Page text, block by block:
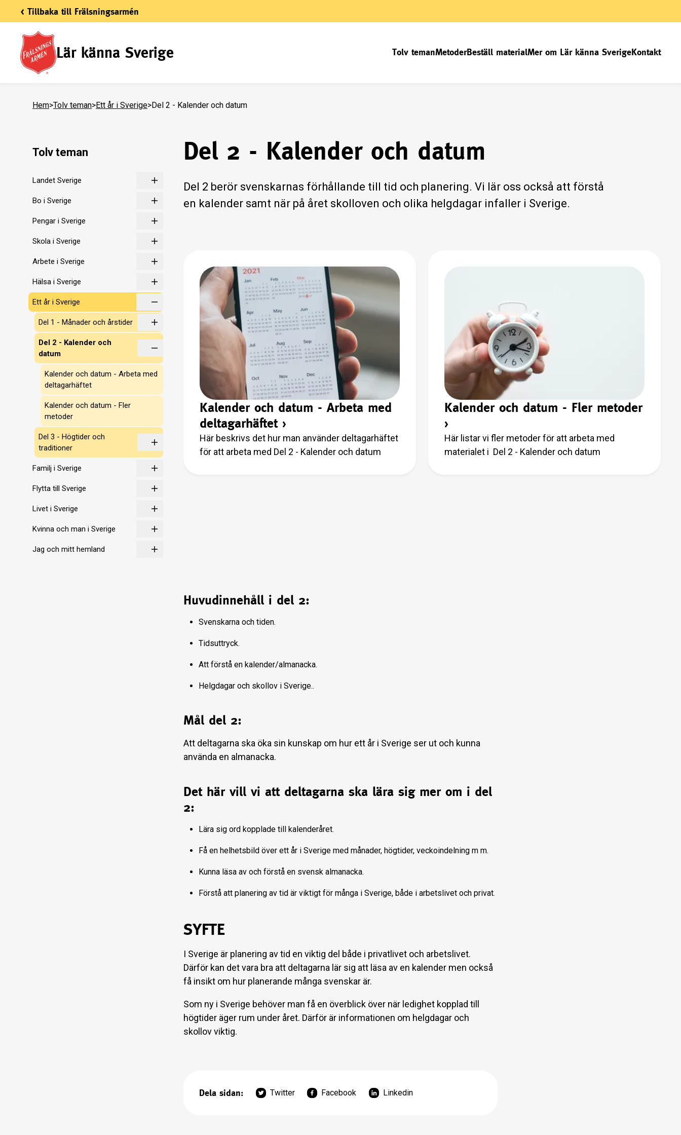
< Tillbaka till Frälsningsarmén
Lär känna Sverige Tolv temanMetoderBeställ materialMer om Lär känna SverigeKontakt
Hem>Tolv teman>Ett år i Sverige>Del 2 - Kalender och datum
Tolv teman
Landet Sverige
Bo i Sverige
Pengar i Sverige
Skola i Sverige
Arbete i Sverige
Hälsa i Sverige
Ett år i Sverige
Del 1 - Månader och årstider
Del 2 - Kalender och
datum
Kalender och datum - Arbeta med
deltagarhäftet
Kalender och datum - Fler
metoder
Del 3 - Högtider och
traditioner
Familj i Sverige
Flytta till Sverige
Livet i Sverige
Kvinna och man i Sverige
Jag och mitt hemland
Del 2 - Kalender och datum
Del 2 berör svenskarnas förhållande till tid och planering. Vi lär oss också att förstå
en kalender samt när på året skolloven och olika helgdagar infaller i Sverige.
Kalender och datum - Arbeta med
deltagarhäftet›
Här beskrivs det hur man använder deltagarhäftet
för att arbeta med Del 2 - Kalender och datum
Kalender och datum - Fler metoder
›
Här listar vi fler metoder för att arbeta med
materialet i Del 2 - Kalender och datum
Huvudinnehåll i del 2:
Svenskarna och tiden.
Tidsuttryck.
Att förstå en kalender/almanacka.
Helgdagar och skollov i Sverige..
Mål del 2:
Att deltagarna ska öka sin kunskap om hur ett år i Sverige ser ut och kunna
använda en almanacka.
Det här vill vi att deltagarna ska lära sig mer om i del
2:
Lära sig ord kopplade till kalenderåret.
Få en helhetsbild över ett år i Sverige med månader, högtider, veckoindelning m m.
Kunna läsa av och förstå en svensk almanacka.
Förstå att planering av tid är viktigt för många i Sverige, både i arbetslivet och privat.
SYFTE
I Sverige är planering av tid en viktig del både i privatlivet och arbetslivet.
Därför kan det vara bra att deltagarna lär sig att läsa av en kalender men också
få insikt om hur planerande många svenskar är.
Som ny i Sverige behöver man få en överblick över när ledighet kopplad till
högtider äger rum under året. Därför är informationen om helgdagar och
skollov viktig.
Dela sidan: Twitter Facebook Linkedin